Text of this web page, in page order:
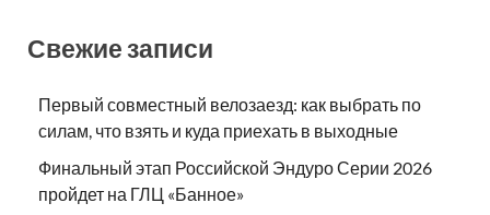
Свежие записи
Первый совместный велозаезд: как выбрать по
силам, что взять и куда приехать в выходные
Финальный этап Российской Эндуро Серии 2026
пройдет на ГЛЦ «Банное»